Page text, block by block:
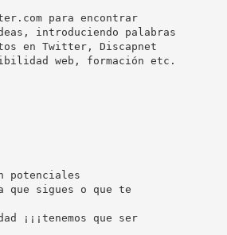
para encontrar
introduciendo palabras
en Twitter, Discapnet
web, formación etc.
potenciales
que sigues o que te
¡¡¡tenemos que ser